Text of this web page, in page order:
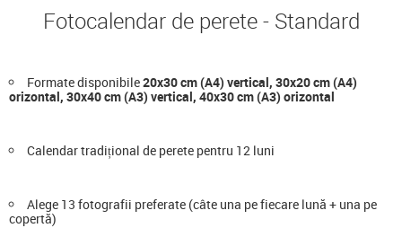
Fotocalendar de perete - Standard
Formate disponibile20x30 cm (A4) vertical, 30x20 cm (A4)
orizontal, 30x40 cm (A3) vertical, 40x30 cm (A3) orizontal
Calendar tradițional de perete pentru 12 luni
Alege 13 fotografii preferate (câte una pe fiecare lună + una pe
copertă)